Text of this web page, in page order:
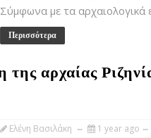
Σύμφωνα με τα αρχαιολογικά
Περισσότερα
αρχαίας
Ελένη Βασιλάκη 1 year ago